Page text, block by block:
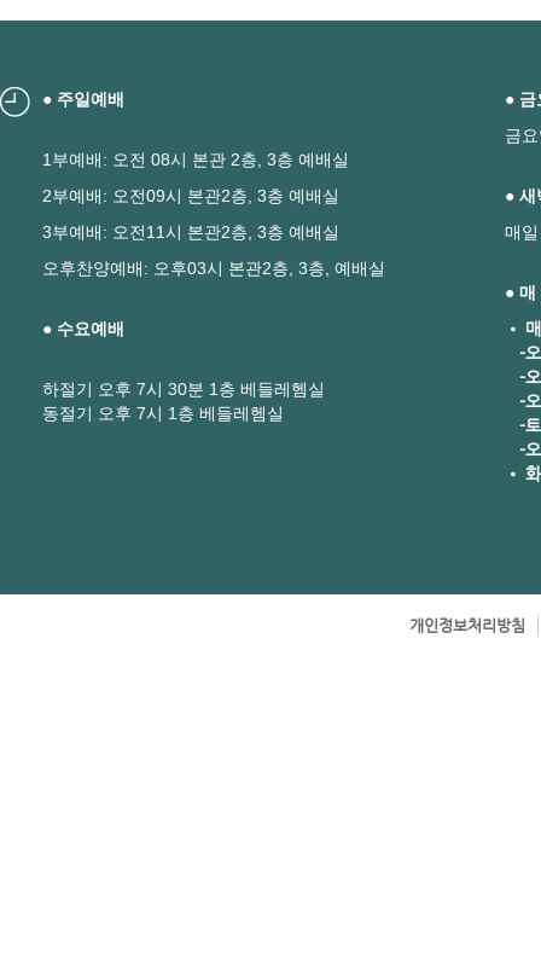
● 주일예배
1부예배: 오전 08시 본관 2층, 3층 예배실
2부예배: 오전09시 본관2층, 3층 예배실
3부예배: 오전11시 본관2층, 3층 예배실
오후찬양예배: 오후03시 본관2층, 3층, 예배실
● 수요예배
하절기 오후 7시 30분 1층 베들레헴실
동절기 오후 7시 1층 베들레헴실
● 금
금
● 새
매
● 매
•
-오
-오
-오
-토
-오
•
개인정보처리방침